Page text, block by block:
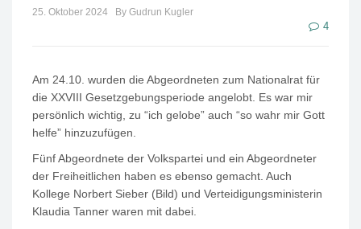
25. Oktober 2024 By Gudrun Kugler
4
Am 24.10. wurden die Abgeordneten zum Nationalrat für
die XXVIII Gesetzgebungsperiode angelobt. Es war mir
persönlich wichtig, zu “ich gelobe” auch “so wahr mir Gott
helfe” hinzuzufügen.
Fünf Abgeordnete der Volkspartei und ein Abgeordneter
der Freiheitlichen haben es ebenso gemacht. Auch
Kollege Norbert Sieber (Bild) und Verteidigungsministerin
Klaudia Tanner waren mit dabei.